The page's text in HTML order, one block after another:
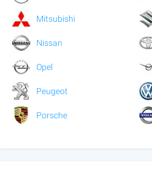
Mitsubishi
Nissan
Opel
Peugeot
Porsche